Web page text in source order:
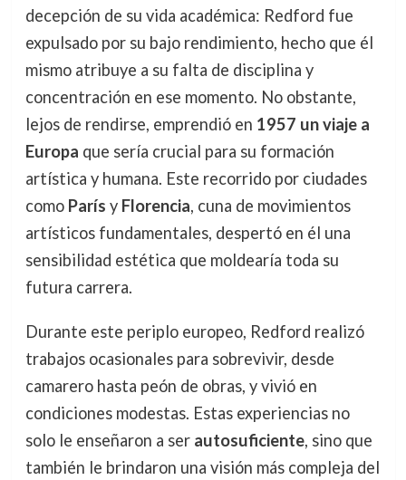
decepción de su vida académica: Redford fue
expulsado por su bajo rendimiento, hecho que él
mismo atribuye a su falta de disciplina y
concentración en ese momento. No obstante,
lejos de rendirse, emprendió en 1957 un viaje a
Europa que sería crucial para su formación
artística y humana. Este recorrido por ciudades
como París y Florencia, cuna de movimientos
artísticos fundamentales, despertó en él una
sensibilidad estética que moldearía toda su
futura carrera.
Durante este periplo europeo, Redford realizó
trabajos ocasionales para sobrevivir, desde
camarero hasta peón de obras, y vivió en
condiciones modestas. Estas experiencias no
solo le enseñaron a ser autosuficiente, sino que
también le brindaron una visión más compleja del